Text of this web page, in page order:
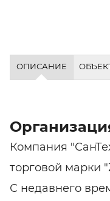
ОПИСАНИЕ
Компания
торговой марки
С недавнего